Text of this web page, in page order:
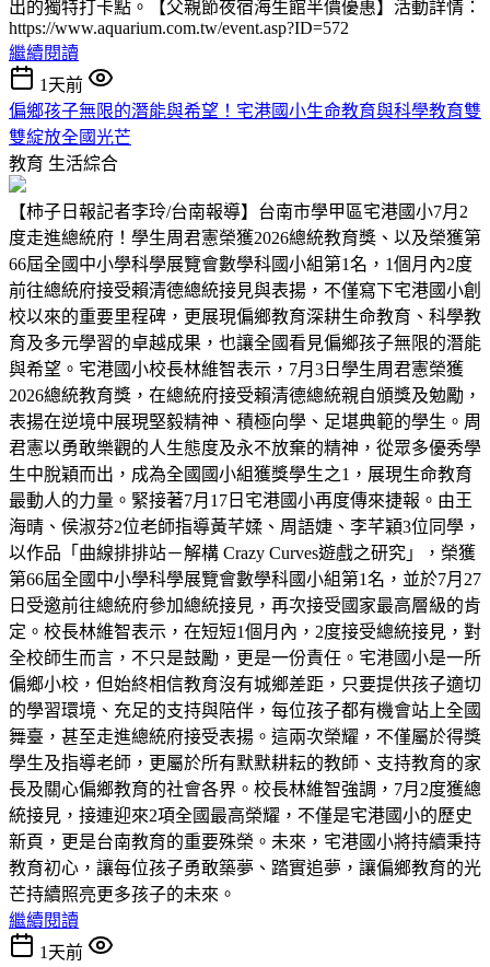
出的獨特打卡點。【父親節夜宿海生館半價優惠】活動詳情：
https://www.aquarium.com.tw/event.asp?ID=572
繼續閱讀
1天前
偏鄉孩子無限的潛能與希望！宅港國小生命教育與科學教育雙
雙綻放全國光芒
教育 生活綜合
【柿子日報記者李玲/台南報導】台南市學甲區宅港國小7月2
度走進總統府！學生周君憲榮獲2026總統教育獎、以及榮獲第
66屆全國中小學科學展覽會數學科國小組第1名，1個月內2度
前往總統府接受賴清德總統接見與表揚，不僅寫下宅港國小創
校以來的重要里程碑，更展現偏鄉教育深耕生命教育、科學教
育及多元學習的卓越成果，也讓全國看見偏鄉孩子無限的潛能
與希望。宅港國小校長林維智表示，7月3日學生周君憲榮獲
2026總統教育獎，在總統府接受賴清德總統親自頒獎及勉勵，
表揚在逆境中展現堅毅精神、積極向學、足堪典範的學生。周
君憲以勇敢樂觀的人生態度及永不放棄的精神，從眾多優秀學
生中脫穎而出，成為全國國小組獲獎學生之1，展現生命教育
最動人的力量。緊接著7月17日宅港國小再度傳來捷報。由王
海晴、侯淑芬2位老師指導黃芊媃、周語婕、李芊穎3位同學，
以作品「曲線排排站－解構 Crazy Curves遊戲之研究」，榮獲
第66屆全國中小學科學展覽會數學科國小組第1名，並於7月27
日受邀前往總統府參加總統接見，再次接受國家最高層級的肯
定。校長林維智表示，在短短1個月內，2度接受總統接見，對
全校師生而言，不只是鼓勵，更是一份責任。宅港國小是一所
偏鄉小校，但始終相信教育沒有城鄉差距，只要提供孩子適切
的學習環境、充足的支持與陪伴，每位孩子都有機會站上全國
舞臺，甚至走進總統府接受表揚。這兩次榮耀，不僅屬於得獎
學生及指導老師，更屬於所有默默耕耘的教師、支持教育的家
長及關心偏鄉教育的社會各界。校長林維智強調，7月2度獲總
統接見，接連迎來2項全國最高榮耀，不僅是宅港國小的歷史
新頁，更是台南教育的重要殊榮。未來，宅港國小將持續秉持
教育初心，讓每位孩子勇敢築夢、踏實追夢，讓偏鄉教育的光
芒持續照亮更多孩子的未來。
繼續閱讀
1天前